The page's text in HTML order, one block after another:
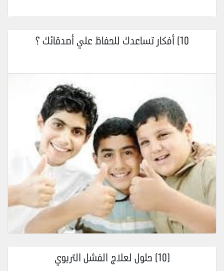
10) أفكار تساعدك للحفاظ علي أصدقائك ؟
(10) حلول لعلاج الفشل التربوي